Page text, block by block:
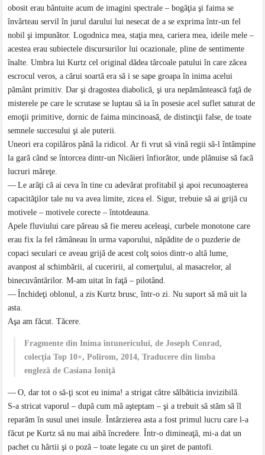
obosit erau bântuite acum de imagini spectrale – bogăţia şi faima se
învârteau servil în jurul darului lui nesecat de a se exprima într-un fel
nobil şi impunător. Logodnica mea, staţia mea, cariera mea, ideile mele –
acestea erau subiectele discursurilor lui ocazionale, pline de sentimente
înalte. Umbra lui Kurtz cel original dădea târcoale patului în care zăcea
escrocul veros, a cărui soartă era să i se sape groapa în inima acelui
pământ primitiv. Dar şi dragostea diabolică, şi ura nepământească faţă de
misterele pe care le scrutase se luptau să ia în posesie acel suflet saturat de
emoţii primitive, dornic de faima mincinoasă, de distincţii false, de toate
semnele succesului şi ale puterii.
Uneori era copilăros până la ridicol. Ar fi vrut să vină regii să-l întâmpine
la gară când se întorcea dintr-un Nicăieri înfiorător, unde plănuise să facă
lucruri măreţe.
— Le arăţi că ai ceva în tine cu adevărat profitabil şi apoi recunoaşterea
capacităţilor tale nu va avea limite, zicea el. Sigur, trebuie să ai grijă cu
motivele – motivele corecte – întotdeauna.
Apele fluviului care păreau să fie mereu aceleaşi, curbele monotone care
erau fix la fel rămâneau în urma vaporului, năpădite de o puzderie de
copaci seculari ce aveau grijă de acest colţ soios dintr-o altă lume,
avanpost al schimbării, al cuceririi, al comerţului, al masacrelor, al
binecuvântărilor. M-am uitat în faţă – pilotând.
— Închideţi oblonul, a zis Kurtz brusc, într-o zi. Nu suport să mă uit la
asta.
Aşa am făcut. Tăcere.
Fragmente din Inima întunericului, de Joseph Conrad,
colecţia Top 10+, Polirom, 2014, Traducere din limba
engleză de Casiana Ioniţă
— O, dar tot o să-ţi scot eu inima! a strigat către sălbăticia invizibilă.
S-a stricat vaporul – după cum mă aşteptam – şi a trebuit să stăm să îl
reparăm în susul unei insule. Întârzierea asta a fost primul lucru care l-a
făcut pe Kurtz să nu mai aibă încredere. Într-o dimineaţă, mi-a dat un
pachet cu hârtii şi o poză – toate legate cu un şiret de pantofi.